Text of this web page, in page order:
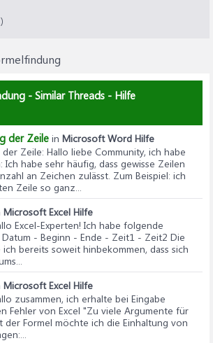
- Similar Threads - Hilfe
der Zeile in Microsoft Word Hilfe
der Zeile: Hallo liebe Community, ich habe
habe sehr häufig, dass gewisse Zeilen
an Zeichen zulässt. Zum Beispiel: ich
Zeile so ganz...
Microsoft Excel Hilfe
Excel-Experten! Ich habe folgende
- Beginn - Ende - Zeit1 - Zeit2 Die
bereits soweit hinbekommen, dass sich
Microsoft Excel Hilfe
zusammen, ich erhalte bei Eingabe
Fehler von Excel "Zu viele Argumente für
der Formel möchte ich die Einhaltung von